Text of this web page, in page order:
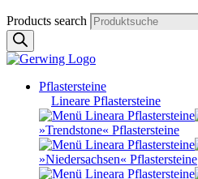
Products search
Pflastersteine
Lineare Pflastersteine
»Trendstone« Pflastersteine
»Niedersachsen« Pflastersteine